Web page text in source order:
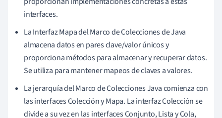
interfaces.
La Interfaz Mapa del Marco de Colecciones de Java
almacena datos en pares clave/valor únicos y
proporciona métodos para almacenar y recuperar datos.
Se utiliza para mantener mapeos de claves a valores.
La jerarquía del Marco de Colecciones Java comienza con
las interfaces Colección y Mapa. La interfaz Colección se
divide a su vez en las interfaces Conjunto, Lista y Cola,